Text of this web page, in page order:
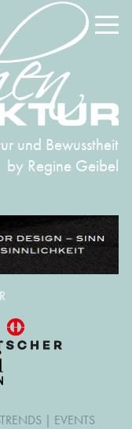
und Bewusstheit
by Regine Geibel
| EVENTS